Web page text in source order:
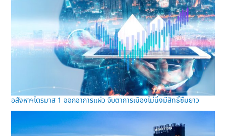
อสังหาฯไตรมาส 1 ออกอาการแผ่ว จับตาการเมืองไม่นิ่งมีสิทธิ์ซึมยาว